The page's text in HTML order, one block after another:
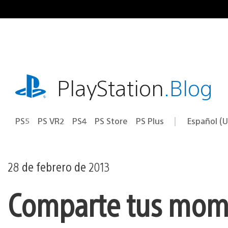
al
playstation.comPlayStation.Blog
PS5 PS VR2 PS4 PS Store PS Plus Región
Español
28 de febrero de 2013
Comparte tus